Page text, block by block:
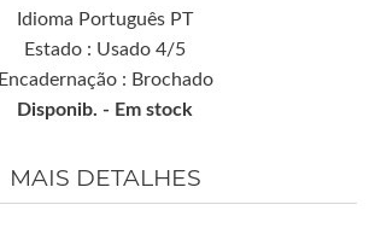
Idioma Português PT
Estado : Usado 4/5
Encadernação : Brochado
Disponib. - Em stock
MAIS DETALHES